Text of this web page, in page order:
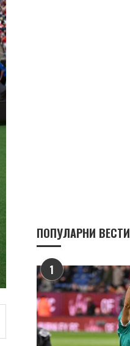
ПОПУЛАРНИ ВЕСТИ
1